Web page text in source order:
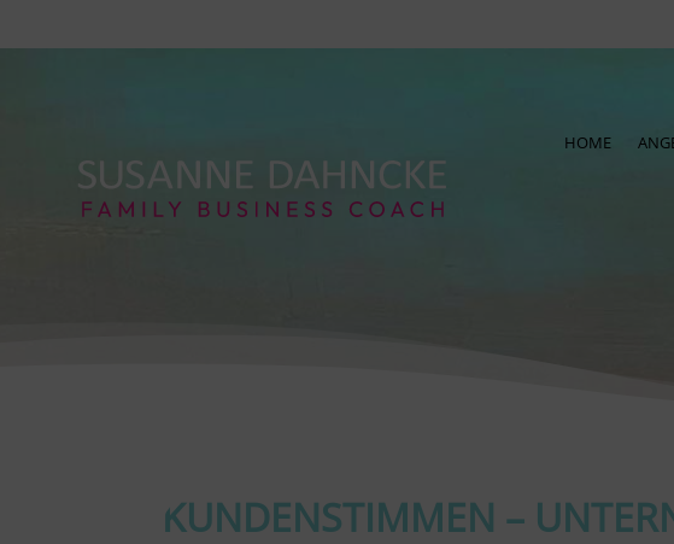
HOME
KUNDENSTIMMEN –